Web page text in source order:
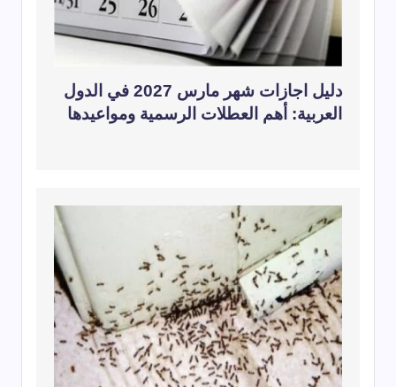
دليل اجازات شهر مارس 2027 في الدول
العربية: أهم العطلات الرسمية ومواعيدها